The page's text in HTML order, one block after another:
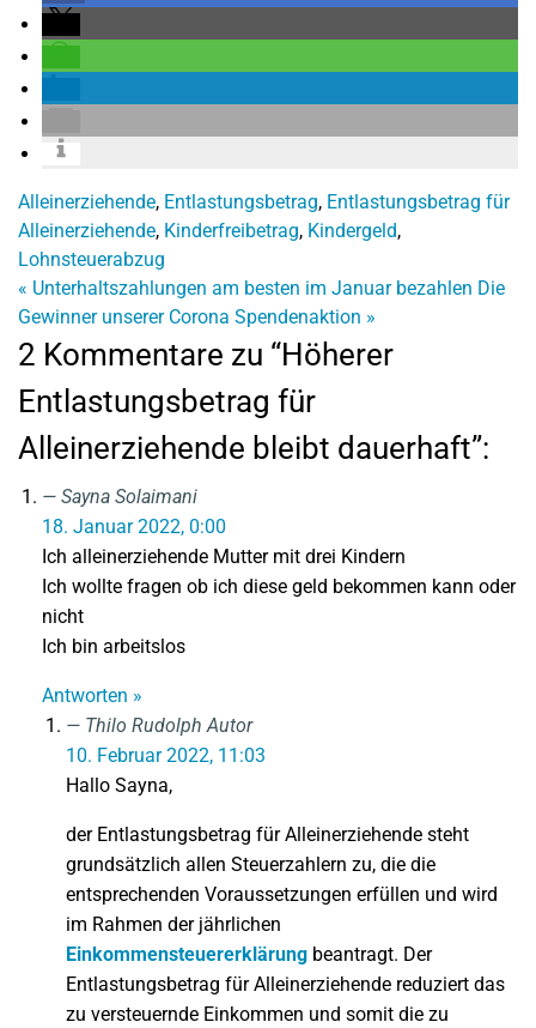
Alleinerziehende, Entlastungsbetrag, Entlastungsbetrag für
Alleinerziehende, Kinderfreibetrag, Kindergeld,
Lohnsteuerabzug
« Unterhaltszahlungen am besten im Januar bezahlen Die
Gewinner unserer Corona Spendenaktion »
2 Kommentare zu “Höherer
Entlastungsbetrag für
Alleinerziehende bleibt dauerhaft”:
Sayna Solaimani
18. Januar 2022, 0:00
Ich alleinerziehende Mutter mit drei Kindern
Ich wollte fragen ob ich diese geld bekommen kann oder
nicht
Ich bin arbeitslos
Antworten »
Thilo RudolphAutor
10. Februar 2022, 11:03
Hallo Sayna,
der Entlastungsbetrag für Alleinerziehende steht
grundsätzlich allen Steuerzahlern zu, die die
entsprechenden Voraussetzungen erfüllen und wird
im Rahmen der jährlichen
Einkommensteuererklärung beantragt. Der
Entlastungsbetrag für Alleinerziehende reduziert das
zu versteuernde Einkommen und somit die zu